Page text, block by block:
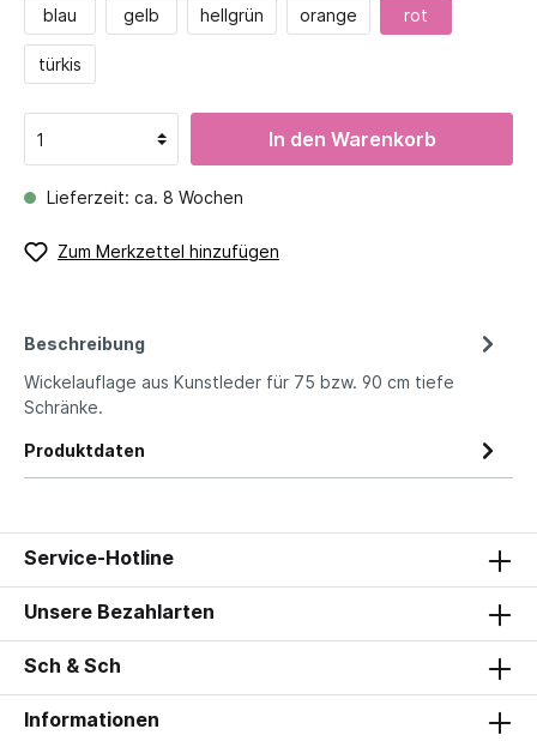
blau gelb hellgrün orange rot
türkis
In den Warenkorb
Lieferzeit: ca. 8 Wochen
Zum Merkzettel hinzufügen
Beschreibung
Wickelauflage aus Kunstleder für 75 bzw. 90 cm tiefe
Schränke.
Produktdaten
Service-Hotline
Unsere Bezahlarten
Sch & Sch
Informationen